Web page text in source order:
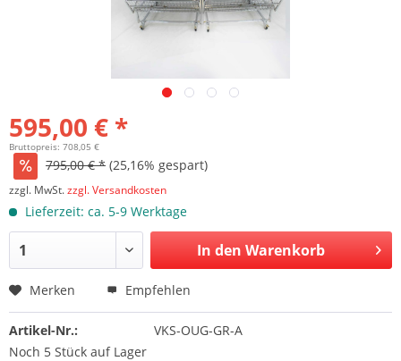
595,00 € *
Bruttopreis: 708,05 €
795,00 € * (25,16% gespart)
zzgl. MwSt.zzgl. Versandkosten
Lieferzeit: ca. 5-9 Werktage
In den Warenkorb
Merken Empfehlen
Artikel-Nr.:
VKS-OUG-GR-A
Noch 5 Stück auf Lager